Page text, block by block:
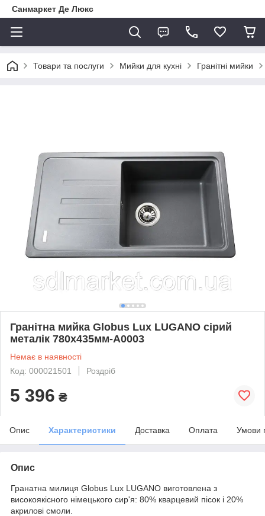
Санмаркет Де Люкс
Товари та послуги Мийки для кухні Гранітні мийки
Гранітна мийка Globus Lux LUGANO сірий
металік 780х435мм-А0003
Немає в наявності
Код: 000021501
Роздріб
5 396 ₴
Опис Характеристики Доставка Оплата Умови
Опис
Гранатна милиця Globus Lux LUGANO виготовлена з
високоякісного німецького сир'я: 80% кварцевий пісок і 20%
акрилові смоли.